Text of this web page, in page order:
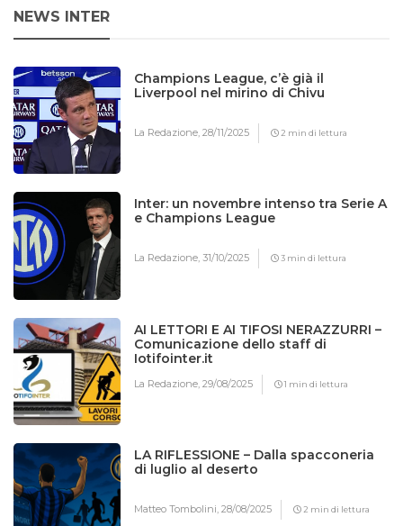
NEWS INTER
Champions League, c’è già il
Liverpool nel mirino di Chivu
La Redazione,28/11/2025 2 min di lettura
Inter: un novembre intenso tra Serie A
e Champions League
La Redazione,31/10/2025 3 min di lettura
AI LETTORI E AI TIFOSI NERAZZURRI –
Comunicazione dello staff di
Iotifointer.it
La Redazione,29/08/2025 1 min di lettura
LA RIFLESSIONE – Dalla spacconeria
di luglio al deserto
Matteo Tombolini,28/08/2025 2 min di lettura